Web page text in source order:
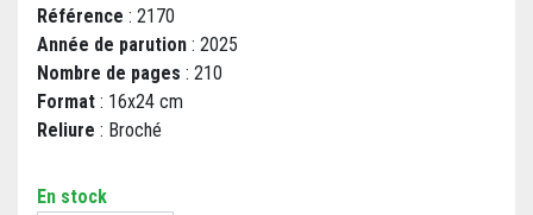
Référence : 2170
Année de parution : 2025
Nombre de pages : 210
Format : 16x24 cm
Reliure : Broché
En stock